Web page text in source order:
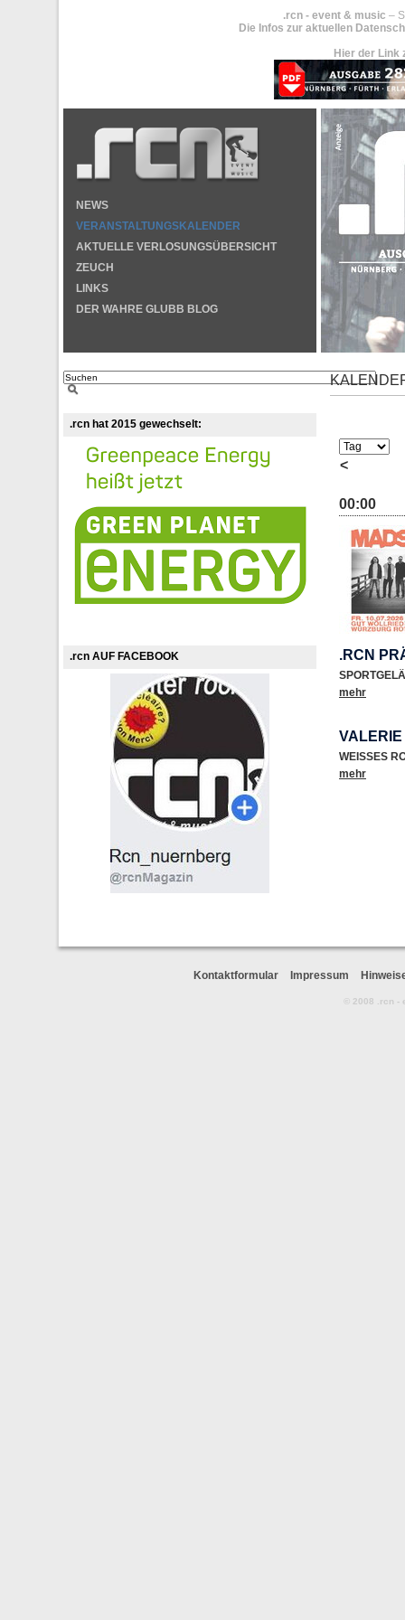
.rcn - event & music –
Die Infos zur aktuellen
Hier der Link
NEWS
VERANSTALTUNGSKALENDER
AKTUELLE VERLOSUNGSÜBERSICHT
ZEUCH
LINKS
DER WAHRE GLUBB BLOG
.rcn hat 2015 gewechselt:
.rcn AUF FACEBOOK
<
00:00
.RCN
mehr
WEISSES
mehr
Kontaktformular Impressum
© 2008 .rcn